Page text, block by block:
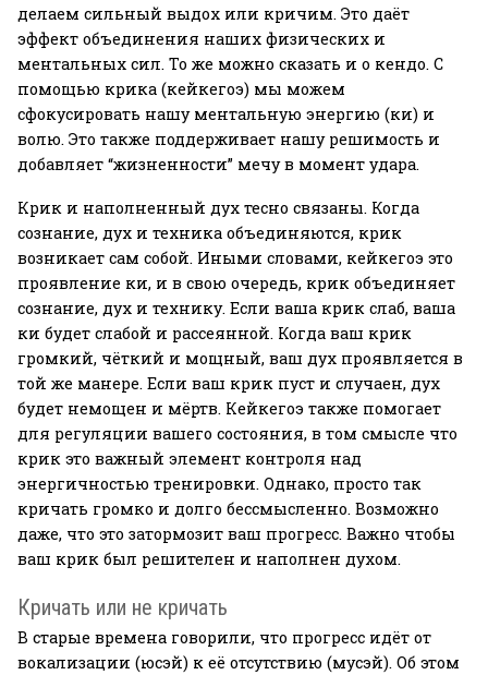
делаем сильный выдох или кричим. Это даёт
эффект объединения наших физических и
ментальных сил. То же можно сказать и о кендо. С
помощью крика (кейкегоэ) мы можем
сфокусировать нашу ментальную энергию (ки) и
волю. Это также поддерживает нашу решимость и
добавляет “жизненности” мечу в момент удара.
Крик и наполненный дух тесно связаны. Когда
сознание, дух и техника объединяются, крик
возникает сам собой. Иными словами, кейкегоэ это
проявление ки, и в свою очередь, крик объединяет
сознание, дух и технику. Если ваша крик слаб, ваша
ки будет слабой и рассеянной. Когда ваш крик
громкий, чёткий и мощный, ваш дух проявляется в
той же манере. Если ваш крик пуст и случаен, дух
будет немощен и мёртв. Кейкегоэ также помогает
для регуляции вашего состояния, в том смысле что
крик это важный элемент контроля над
энергичностью тренировки. Однако, просто так
кричать громко и долго бессмысленно. Возможно
даже, что это затормозит ваш прогресс. Важно чтобы
ваш крик был решителен и наполнен духом.
Кричать или не кричать
В старые времена говорили, что прогресс идёт от
вокализации (юсэй) к её отсутствию (мусэй). Об этом